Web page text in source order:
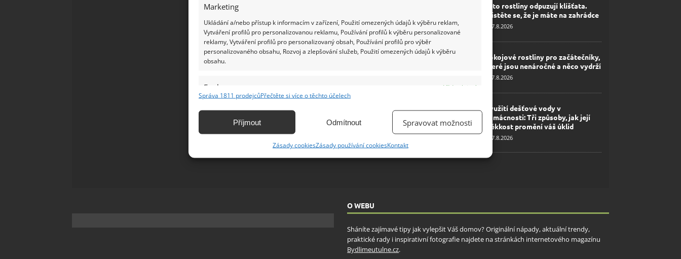
Marketing
Ukládání a/nebo přístup k informacím v zařízení, Použití omezených údajů k výběru reklam,
Vytváření profilů pro personalizovanou reklamu, Používání profilů k výběru personalizované
reklamy, Vytváření profilů pro personalizovaný obsah, Používání profilů pro výběr
personalizovaného obsahu, Rozvoj a zlepšování služeb, Použití omezených údajů k výběru
obsahu.
Funkce
Vždy aktivní
Identifikace zařízení na základě automaticky přenášených informací.
základě aktivně vyžádaných informací.
Ukládání a sdělování voleb ochrany osobních údajů.
Správa 1811 prodejcůPřečtěte si více o těchto účelech
Příjmout Odmítnout Spravovat možnosti
Zásady cookiesZásady používání cookiesKontakt
Tyto rostliny odpuzují klíšťata.
Ujistěte se, že je máte na zahrádce
7.8.2026
Pokojové rostliny pro začátečníky,
které jsou nenáročné a něco vydrží
7.8.2026
Využití dešťové vody v
domácnosti: Tři způsoby, jak její
měkkost promění váš úklid
7.8.2026
O WEBU
Sháníte zajímavé tipy jak vylepšit Váš domov? Originální nápady, aktuální trendy,
praktické rady i inspirativní fotografie najdete na stránkách internetového magazínu
Bydlimeutulne.cz.